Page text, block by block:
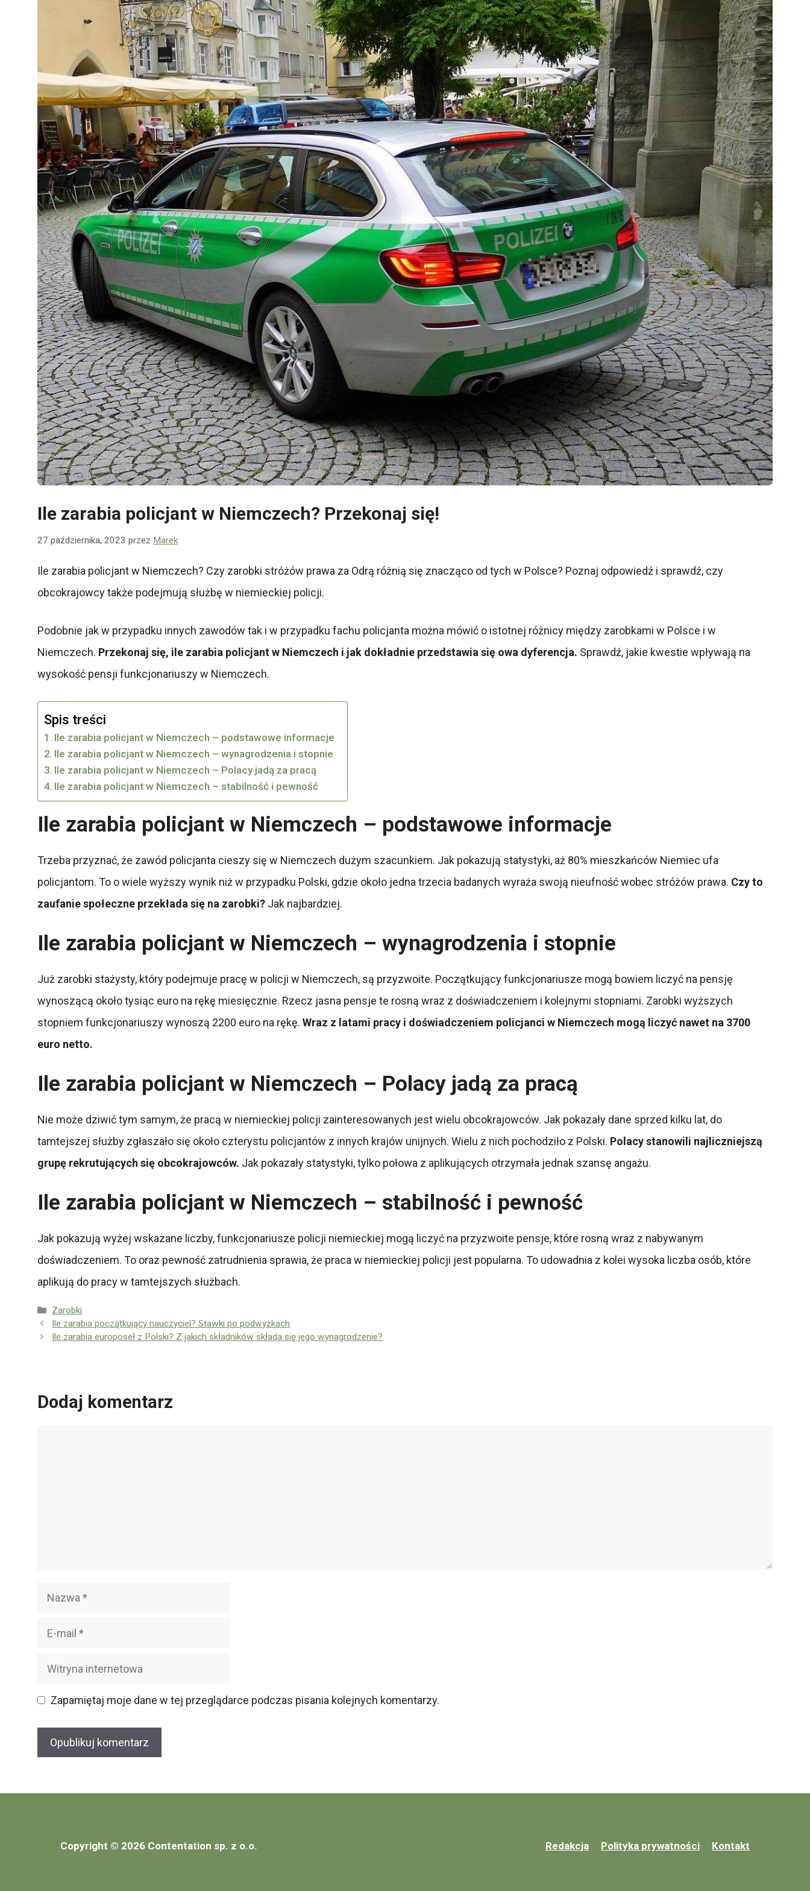
Ile zarabia policjant w Niemczech? Przekonaj się!
27 października, 2023 przez Marek
Ile zarabia policjant w Niemczech? Czy zarobki stróżów prawa za Odrą różnią się znacząco od tych w Polsce? Poznaj odpowiedź i sprawdź, czy
obcokrajowcy także podejmują służbę w niemieckiej policji.
Podobnie jak w przypadku innych zawodów tak i w przypadku fachu policjanta można mówić o istotnej różnicy między zarobkami w Polsce i w
Niemczech. Przekonaj się, ile zarabia policjant w Niemczech i jak dokładnie przedstawia się owa dyferencja. Sprawdź, jakie kwestie wpływają na
wysokość pensji funkcjonariuszy w Niemczech.
Spis treści
Ile zarabia policjant w Niemczech – podstawowe informacje
Ile zarabia policjant w Niemczech – wynagrodzenia i stopnie
Ile zarabia policjant w Niemczech – Polacy jadą za pracą
Ile zarabia policjant w Niemczech – stabilność i pewność
Ile zarabia policjant w Niemczech – podstawowe informacje
Trzeba przyznać, że zawód policjanta cieszy się w Niemczech dużym szacunkiem. Jak pokazują statystyki, aż 80% mieszkańców Niemiec ufa
policjantom. To o wiele wyższy wynik niż w przypadku Polski, gdzie około jedna trzecia badanych wyraża swoją nieufność wobec stróżów prawa. Czy to
zaufanie społeczne przekłada się na zarobki? Jak najbardziej.
Ile zarabia policjant w Niemczech – wynagrodzenia i stopnie
Już zarobki stażysty, który podejmuje pracę w policji w Niemczech, są przyzwoite. Początkujący funkcjonariusze mogą bowiem liczyć na pensję
wynoszącą około tysiąc euro na rękę miesięcznie. Rzecz jasna pensje te rosną wraz z doświadczeniem i kolejnymi stopniami. Zarobki wyższych
stopniem funkcjonariuszy wynoszą 2200 euro na rękę. Wraz z latami pracy i doświadczeniem policjanci w Niemczech mogą liczyć nawet na 3700
euro netto.
Ile zarabia policjant w Niemczech – Polacy jadą za pracą
Nie może dziwić tym samym, że pracą w niemieckiej policji zainteresowanych jest wielu obcokrajowców. Jak pokazały dane sprzed kilku lat, do
tamtejszej służby zgłaszało się około czterystu policjantów z innych krajów unijnych. Wielu z nich pochodziło z Polski. Polacy stanowili najliczniejszą
grupę rekrutujących się obcokrajowców. Jak pokazały statystyki, tylko połowa z aplikujących otrzymała jednak szansę angażu.
Ile zarabia policjant w Niemczech – stabilność i pewność
Jak pokazują wyżej wskazane liczby, funkcjonariusze policji niemieckiej mogą liczyć na przyzwoite pensje, które rosną wraz z nabywanym
doświadczeniem. To oraz pewność zatrudnienia sprawia, że praca w niemieckiej policji jest popularna. To udowadnia z kolei wysoka liczba osób, które
aplikują do pracy w tamtejszych służbach.
Kategorie
Zarobki
Ile zarabia początkujący nauczyciel? Stawki po podwyżkach
Ile zarabia europoseł z Polski? Z jakich składników składa się jego wynagrodzenie?
Dodaj komentarz
Nazwa
Witryna
Zapamiętaj moje dane w tej przeglądarce podczas pisania kolejnych komentarzy.
Redakcja Polityka prywatności Kontakt
Copyright © 2026 Contentation sp. z o.o.